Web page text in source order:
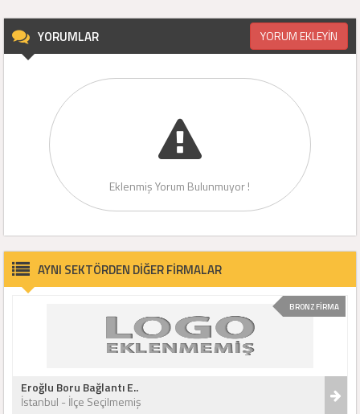
YORUMLAR YORUM EKLEYİN
Eklenmiş Yorum Bulunmuyor !
AYNI SEKTÖRDEN DİĞER FİRMALAR
BRONZ FİRMA
Eroğlu Boru Bağlantı E..
İstanbul - İlçe Seçilmemiş